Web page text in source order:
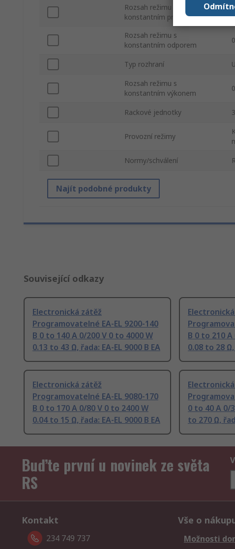
Rozsah režimu s
konstantním proudem
Rozsah režimu s
konstantním odporem
Typ rozhraní
Rozsah režimu s
konstantním výkonem
Rackové jednotky
Provozní režimy
Normy/schválení
Najít podobné produkty
Související odkazy
Electronická zátěž
Programovatelné EA-EL 9200-140
B 0 to 140 A 0/200 V 0 to 4000 W
0.13 to 43 Ω, řada: EA-EL 9000 B EA
B 0 to 210
0.08 to 28 Ω,
Electronická zátěž
Programovatelné EA-EL 9080-170
B 0 to 170 A 0/80 V 0 to 2400 W
0.04 to 15 Ω, řada: EA-EL 9000 B EA
0 to 40 A 0/
to 270 Ω,
Buďte první u novinek ze světa
RS
Kontakt
234 749 737
Vše o
Možnosti